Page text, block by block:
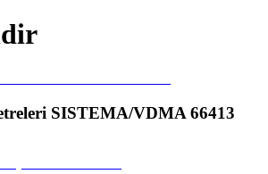
SISTEMA/VDMA 66413